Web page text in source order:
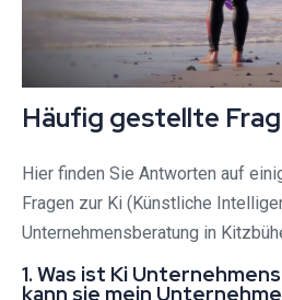
Häufig gestellte
Hier finden Sie Antworten auf
Fragen zur Ki (Künstliche
Unternehmensberatung in
1. Was ist Ki
kann sie mein